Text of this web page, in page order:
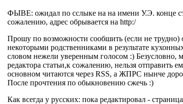
ФЫВЕ: ожидал по сслыке на на имени У.Э. конце
сожалению, адрес обрывается на http:/
Прошу по возможности сообшить (если не
некоторыми родственниками в результате
словом нежели уверенным голосом :) Безусловно,
редактора статьи,к сожалению, нельзя
основном читаются через RSS, а ЖПРС нынче
После прочтения по обыкновению сжечь :)
Как всегда у русских: пока редактировал -